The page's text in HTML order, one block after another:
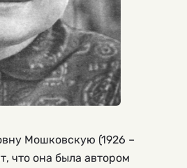
Мошковскую (1926 –
что она была автором